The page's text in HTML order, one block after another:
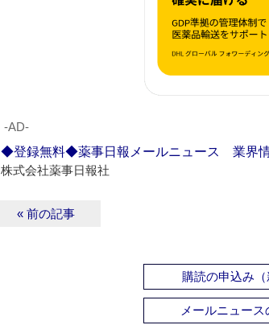
‐AD‐
◆登録無料◆薬事日報メールニュース 業界情
株式会社薬事日報社
« 前の記事
購読の申込み（
メールニュース